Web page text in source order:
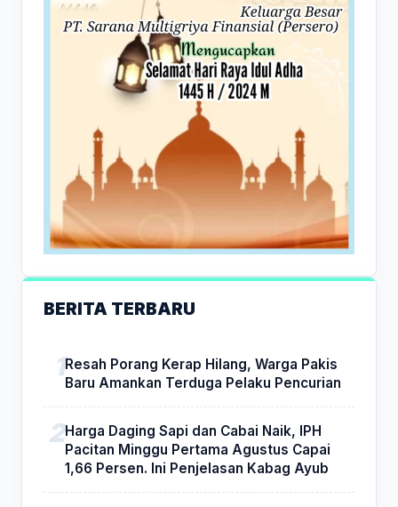
BERITA TERBARU
Resah Porang Kerap Hilang, Warga Pakis
Baru Amankan Terduga Pelaku Pencurian
Harga Daging Sapi dan Cabai Naik, IPH
Pacitan Minggu Pertama Agustus Capai
1,66 Persen. Ini Penjelasan Kabag Ayub